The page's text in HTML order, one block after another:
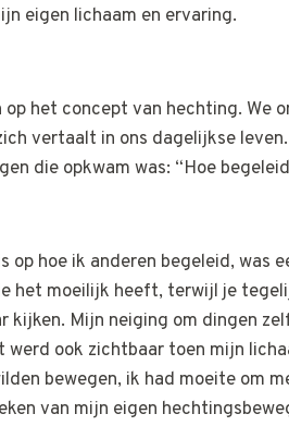
eigen lichaam en ervaring.
het concept van hechting. We
vertaalt in ons dagelijkse
die opkwam was: “Hoe
hoe ik anderen begeleid, was
het moeilijk heeft, terwijl je
Mijn neiging om dingen
ook zichtbaar toen mijn
bewegen, ik had moeite om
van mijn eigen